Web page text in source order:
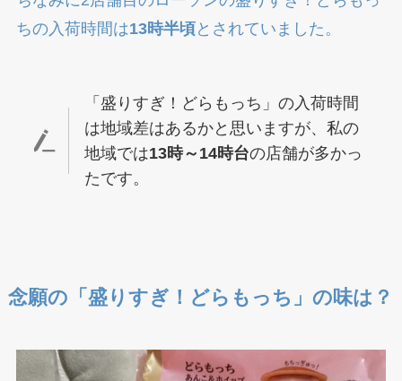
ちの入荷時間は13時半頃とされていました。
「盛りすぎ！どらもっち」の入荷時間
は地域差はあるかと思いますが、私の
地域では13時～14時台の店舗が多かっ
たです。
念願の「盛りすぎ！どらもっち」の味は？